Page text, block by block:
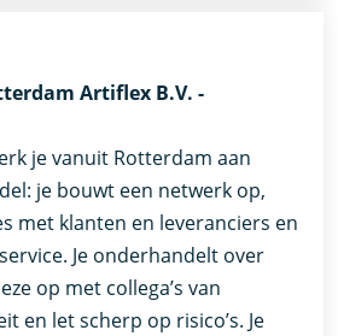
Artiflex B.V. -
je vanuit Rotterdam aan
je bouwt een netwerk op,
met klanten en leveranciers en
Je onderhandelt over
op met collega’s van
en let scherp op risico’s. Je